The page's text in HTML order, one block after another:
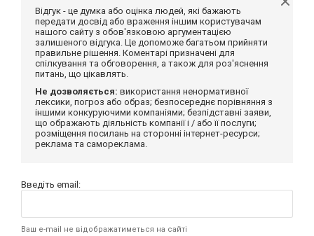
Відгук - це думка або оцінка людей, які бажають
передати досвід або враження іншим користувачам
нашого сайту з обов'язковою аргументацією
залишеного відгука. Це допоможе багатьом прийняти
правильне рішення. Коментарі призначені для
спілкування та обговорення, а також для роз'яснення
питань, що цікавлять.
Не дозволяється: використання ненормативної
лексики, погроз або образ; безпосереднє порівняння з
іншими конкуруючими компаніями; безпідставні заяви,
що ображають діяльність компанії і / або її послуги;
розміщення посилань на сторонні інтернет-ресурси;
реклама та самореклама.
Введіть email:
Ваш e-mail не відображатиметься на сайті